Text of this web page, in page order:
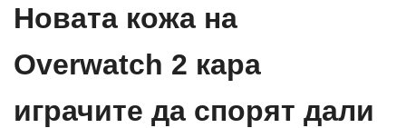
Новата кожа на
Overwatch 2 кара
играчите да спорят дали